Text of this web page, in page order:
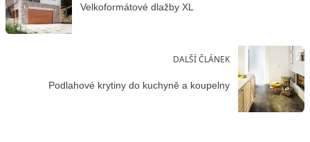
Velkoformátové dlažby XL
DALŠÍ ČLÁNEK
Podlahové krytiny do kuchyně a koupelny